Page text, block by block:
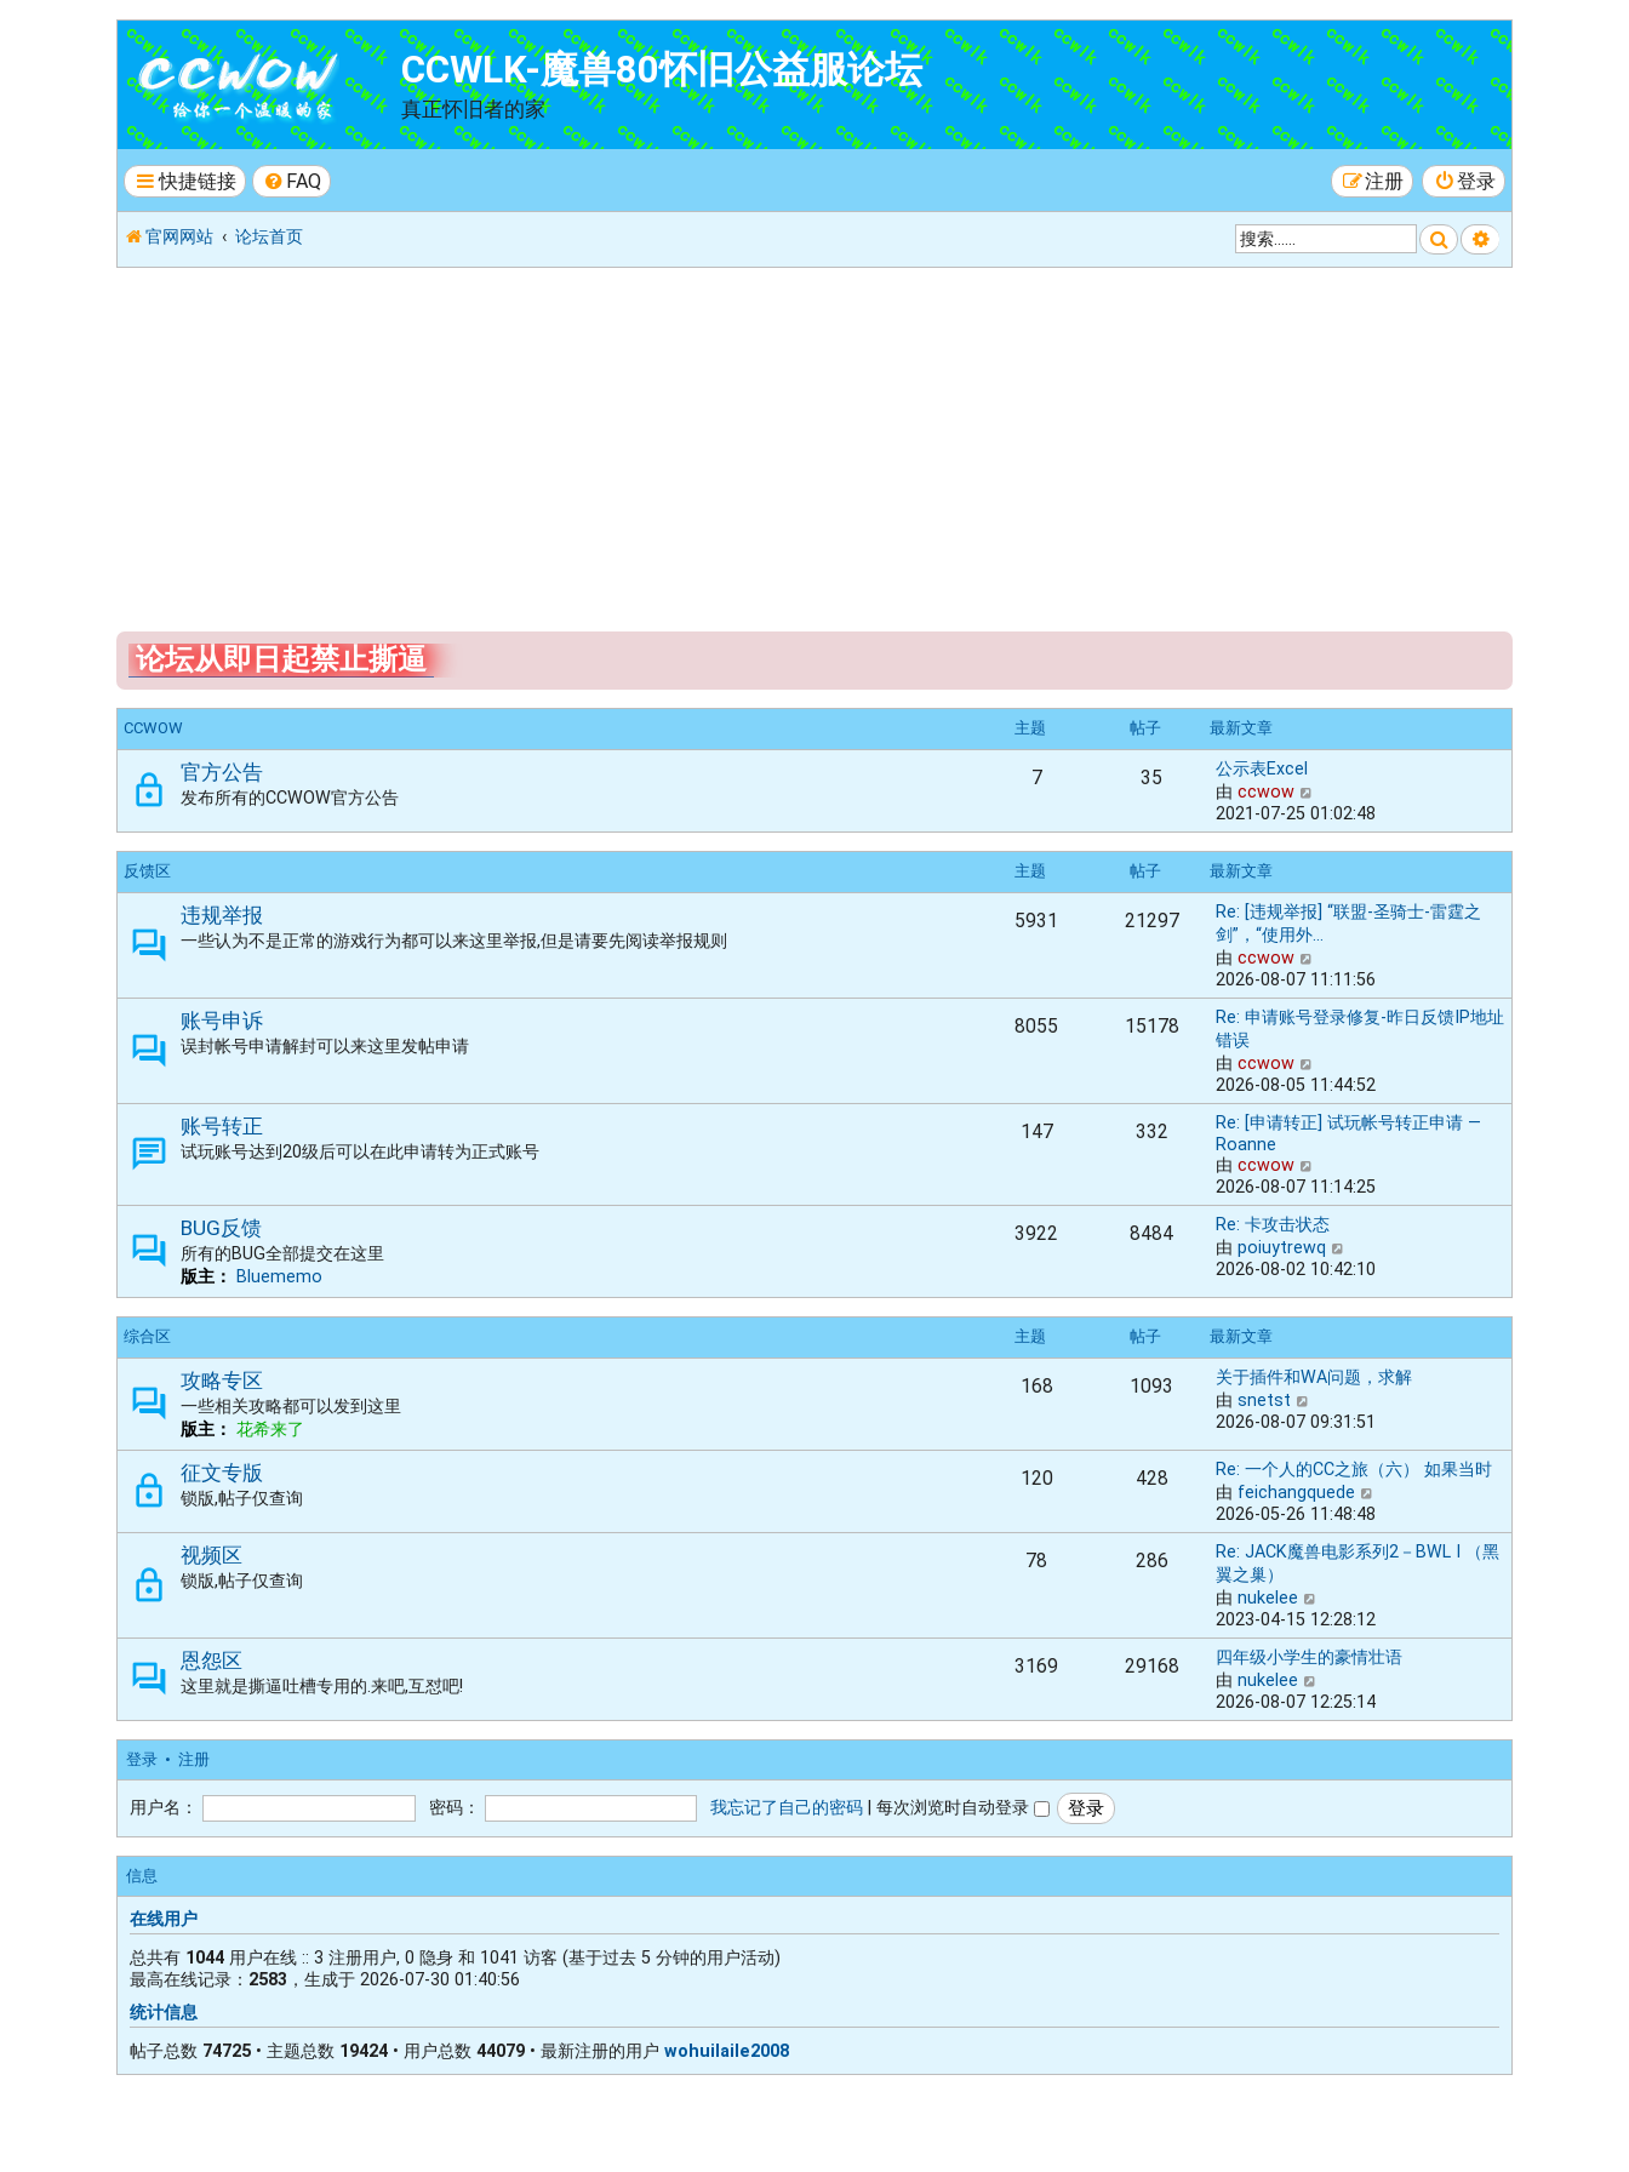
CCWLK-魔兽80怀旧公益服论坛
真正怀旧者的家
快捷链接 FAQ 登录
注册
官网网站 论坛首页 搜索 高级搜索
论坛从即日起禁止撕逼
CCWOW 主题 帖子 最新文章
官方公告
发布所有的CCWOW官方公告
7 35
公示表Excel
由 ccwow
看
最
子
2021-07-25 01:02:48
反馈区 主题 帖子 最新文章
违规举报
一些认为不是正常的游戏行为都可以来这里举报,但是请要先阅读举报规则
5931 21297
Re: [违规举报] “联盟-圣骑士-雷霆之
剑”，“使用外…
由 ccwow
看
最
新
2026-08-07 11:11:56
账号申诉
误封帐号申请解封可以来这里发帖申请
8055 15178
Re: 申请账号登录修复-昨日反馈IP地址
错误
由 ccwow
看
最
新
子
2026-08-05 11:44:52
账号转正
试玩账号达到20级后可以在此申请转为正式账号
147 332
Re: [申请转正] 试玩帐号转正申请 —
Roanne
由 ccwow
看
最
新
帖
子
2026-08-07 11:14:25
BUG反馈
所有的BUG全部提交在这里
版主：
Bluememo
3922 8484
Re: 卡攻击状态
由 poiuytrewq
看
最
新
子
2026-08-02 10:42:10
综合区 主题 帖子 最新文章
攻略专区
一些相关攻略都可以发到这里
版主： 花希来了
168 1093
关于插件和WA问题，求解
由 snetst
看
最
新
帖
子
2026-08-07 09:31:51
征文专版
锁版,帖子仅查询
120 428
Re: 一个人的CC之旅（六） 如果当时
由 feichangquede
看
最
新
2026-05-26 11:48:48
视频区
锁版,帖子仅查询
78 286
Re: JACK魔兽电影系列2－BWL I （黑
翼之巢）
由 nukelee
看
最
新
子
2023-04-15 12:28:12
恩怨区
这里就是撕逼吐槽专用的.来吧,互怼吧!
3169 29168
四年级小学生的豪情壮语
由 nukelee
看
最
2026-08-07 12:25:14
登录 • 注册
用户名： 密码： 我忘记了自己的密码 每次浏览时自动登录
信息
在线用户
总共有 1044 用户在线 :: 3 注册用户, 0 隐身 和 1041 访客 (基于过去 5 分钟的用户活动)
最高在线记录： 2583 ，生成于 2026-07-30 01:40:56
统计信息
帖子总数 74725 • 主题总数 19424 • 用户总数 44079 • 最新注册的用户 wohuilaile2008